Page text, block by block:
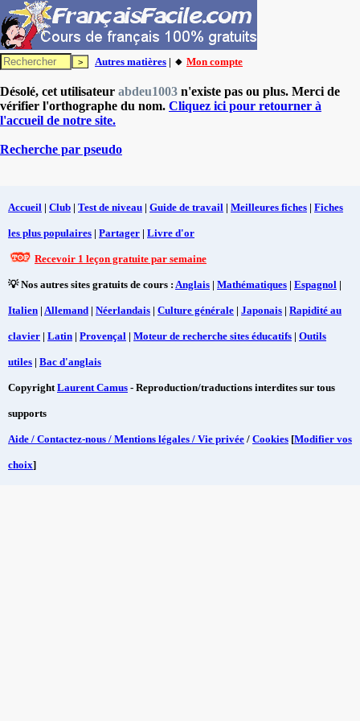
Autres matières | 🔸 Mon compte
Désolé, cet utilisateur abdeu1003 n'existe pas ou plus. Merci de
vérifier l'orthographe du nom. Cliquez ici pour retourner à
l'accueil de notre site.
Recherche par pseudo
Accueil | Club | Test de niveau | Guide de travail | Meilleures fiches | Fiches
les plus populaires | Partager | Livre d'or
Recevoir 1 leçon gratuite par semaine
💡 Nos autres sites gratuits de cours : Anglais | Mathématiques | Espagnol |
Italien | Allemand | Néerlandais | Culture générale | Japonais | Rapidité au
clavier | Latin | Provençal | Moteur de recherche sites éducatifs | Outils
utiles | Bac d'anglais
CopyrightLaurent Camus - Reproduction/traductions interdites sur tous
supports
Aide / Contactez-nous / Mentions légales / Vie privée / Cookies [Modifier vos
choix]